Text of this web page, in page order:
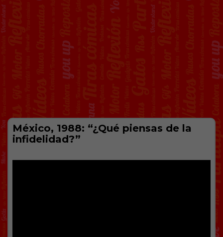
México, 1988: “¿Qué piensas de la
infidelidad?”